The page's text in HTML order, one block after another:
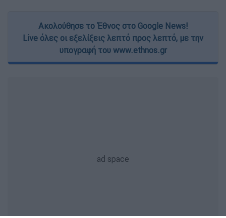
Ακολούθησε το Έθνος στο Google News!
Live όλες οι εξελίξεις λεπτό προς λεπτό, με την
υπογραφή του www.ethnos.gr